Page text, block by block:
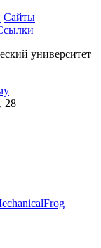
Сайты
университет
28